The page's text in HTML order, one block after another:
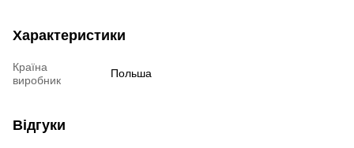
Характеристики
Країна
виробник
Польша
Відгуки